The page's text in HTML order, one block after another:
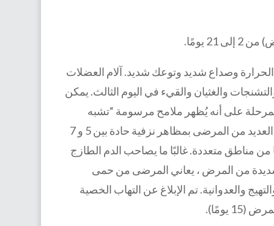
يومًا.
وصداع شديد وتوعك شديد. آلام العضلات
والغثيان والقيء في اليوم الثالث. يمكن
على أنه يُظهر ملامح مرسومة “تشبه
الأشباح” ، وعيون عميقة ، ووجوه بلا تعبير ، والخمول الشديد. يصاب العديد من المرضى بمظاهر نزفية حادة بين 5 و 7
من مناطق متعددة. غالبًا ما يصاحب الدم الطازج
من المرض ، يعاني المرضى من حمى
والعدوانية. تم الإبلاغ عن التهاب الخصية
يومًا).